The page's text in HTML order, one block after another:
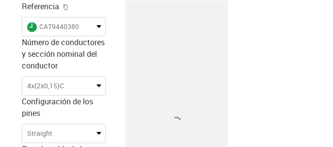
Referencia
igus-icon-lieferzeit
CAT9440380
Número de conductores
y sección nominal del
conductor
4x(2x0,15)C
Configuración de los
pines
Straight